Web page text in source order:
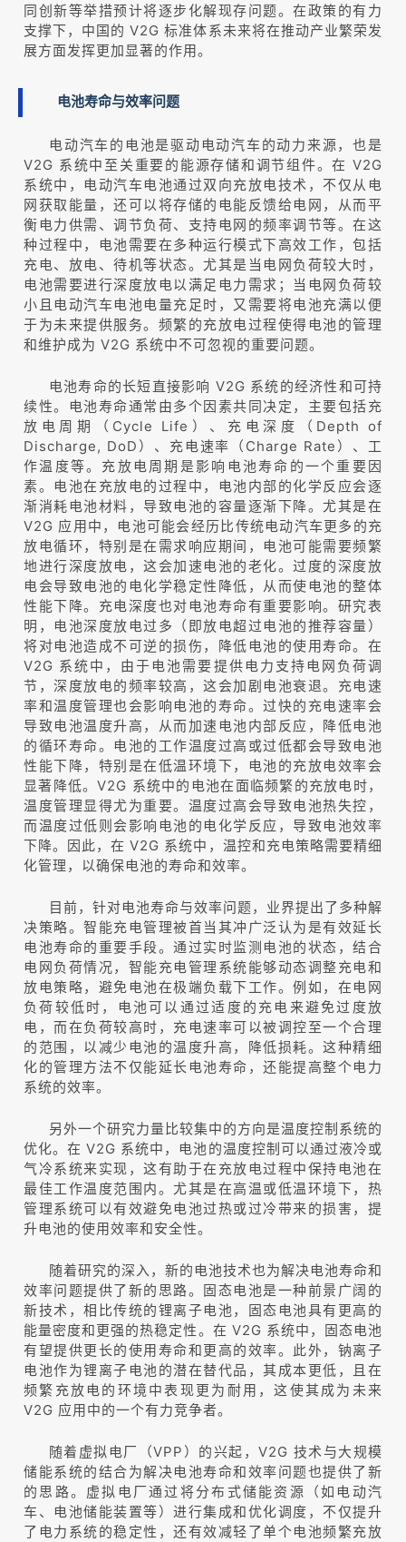
同创新等举措预计将逐步化解现存问题。在政策的有力
支撑下，中国的 V2G 标准体系未来将在推动产业繁荣发
展方面发挥更加显著的作用。
电池寿命与效率问题
电动汽车的电池是驱动电动汽车的动力来源，也是
V2G 系统中至关重要的能源存储和调节组件。在 V2G
系统中，电动汽车电池通过双向充放电技术，不仅从电
网获取能量，还可以将存储的电能反馈给电网，从而平
衡电力供需、调节负荷、支持电网的频率调节等。在这
种过程中，电池需要在多种运行模式下高效工作，包括
充电、放电、待机等状态。尤其是当电网负荷较大时，
电池需要进行深度放电以满足电力需求；当电网负荷较
小且电动汽车电池电量充足时，又需要将电池充满以便
于为未来提供服务。频繁的充放电过程使得电池的管理
和维护成为 V2G 系统中不可忽视的重要问题。
电池寿命的长短直接影响 V2G 系统的经济性和可持
续性。电池寿命通常由多个因素共同决定，主要包括充
放电周期（Cycle Life）、充电深度（Depth of
Discharge, DoD）、充电速率（Charge Rate）、工
作温度等。充放电周期是影响电池寿命的一个重要因
素。电池在充放电的过程中，电池内部的化学反应会逐
渐消耗电池材料，导致电池的容量逐渐下降。尤其是在
V2G 应用中，电池可能会经历比传统电动汽车更多的充
放电循环，特别是在需求响应期间，电池可能需要频繁
地进行深度放电，这会加速电池的老化。过度的深度放
电会导致电池的电化学稳定性降低，从而使电池的整体
性能下降。充电深度也对电池寿命有重要影响。研究表
明，电池深度放电过多（即放电超过电池的推荐容量）
将对电池造成不可逆的损伤，降低电池的使用寿命。在
V2G 系统中，由于电池需要提供电力支持电网负荷调
节，深度放电的频率较高，这会加剧电池衰退。充电速
率和温度管理也会影响电池的寿命。过快的充电速率会
导致电池温度升高，从而加速电池内部反应，降低电池
的循环寿命。电池的工作温度过高或过低都会导致电池
性能下降，特别是在低温环境下，电池的充放电效率会
显著降低。V2G 系统中的电池在面临频繁的充放电时，
温度管理显得尤为重要。温度过高会导致电池热失控，
而温度过低则会影响电池的电化学反应，导致电池效率
下降。因此，在 V2G 系统中，温控和充电策略需要精细
化管理，以确保电池的寿命和效率。
目前，针对电池寿命与效率问题，业界提出了多种解
决策略。智能充电管理被首当其冲广泛认为是有效延长
电池寿命的重要手段。通过实时监测电池的状态，结合
电网负荷情况，智能充电管理系统能够动态调整充电和
放电策略，避免电池在极端负载下工作。例如，在电网
负荷较低时，电池可以通过适度的充电来避免过度放
电，而在负荷较高时，充电速率可以被调控至一个合理
的范围，以减少电池的温度升高，降低损耗。这种精细
化的管理方法不仅能延长电池寿命，还能提高整个电力
系统的效率。
另外一个研究力量比较集中的方向是温度控制系统的
优化。在 V2G 系统中，电池的温度控制可以通过液冷或
气冷系统来实现，这有助于在充放电过程中保持电池在
最佳工作温度范围内。尤其是在高温或低温环境下，热
管理系统可以有效避免电池过热或过冷带来的损害，提
升电池的使用效率和安全性。
随着研究的深入，新的电池技术也为解决电池寿命和
效率问题提供了新的思路。固态电池是一种前景广阔的
新技术，相比传统的锂离子电池，固态电池具有更高的
能量密度和更强的热稳定性。在 V2G 系统中，固态电池
有望提供更长的使用寿命和更高的效率。此外，钠离子
电池作为锂离子电池的潜在替代品，其成本更低，且在
频繁充放电的环境中表现更为耐用，这使其成为未来
V2G 应用中的一个有力竞争者。
随着虚拟电厂（VPP）的兴起，V2G 技术与大规模
储能系统的结合为解决电池寿命和效率问题也提供了新
的思路。虚拟电厂通过将分布式储能资源（如电动汽
车、电池储能装置等）进行集成和优化调度，不仅提升
了电力系统的稳定性，还有效减轻了单个电池频繁充放